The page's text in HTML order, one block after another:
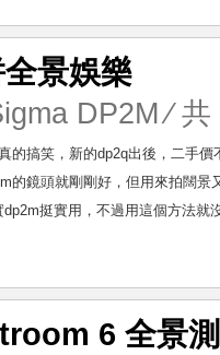
景娛樂
DP2M⁄
的搞笑，新的dp2q出後，二手
的鏡頭就剛剛好，但用來拍闊
挺實用，不過用這個方法就
6 全景